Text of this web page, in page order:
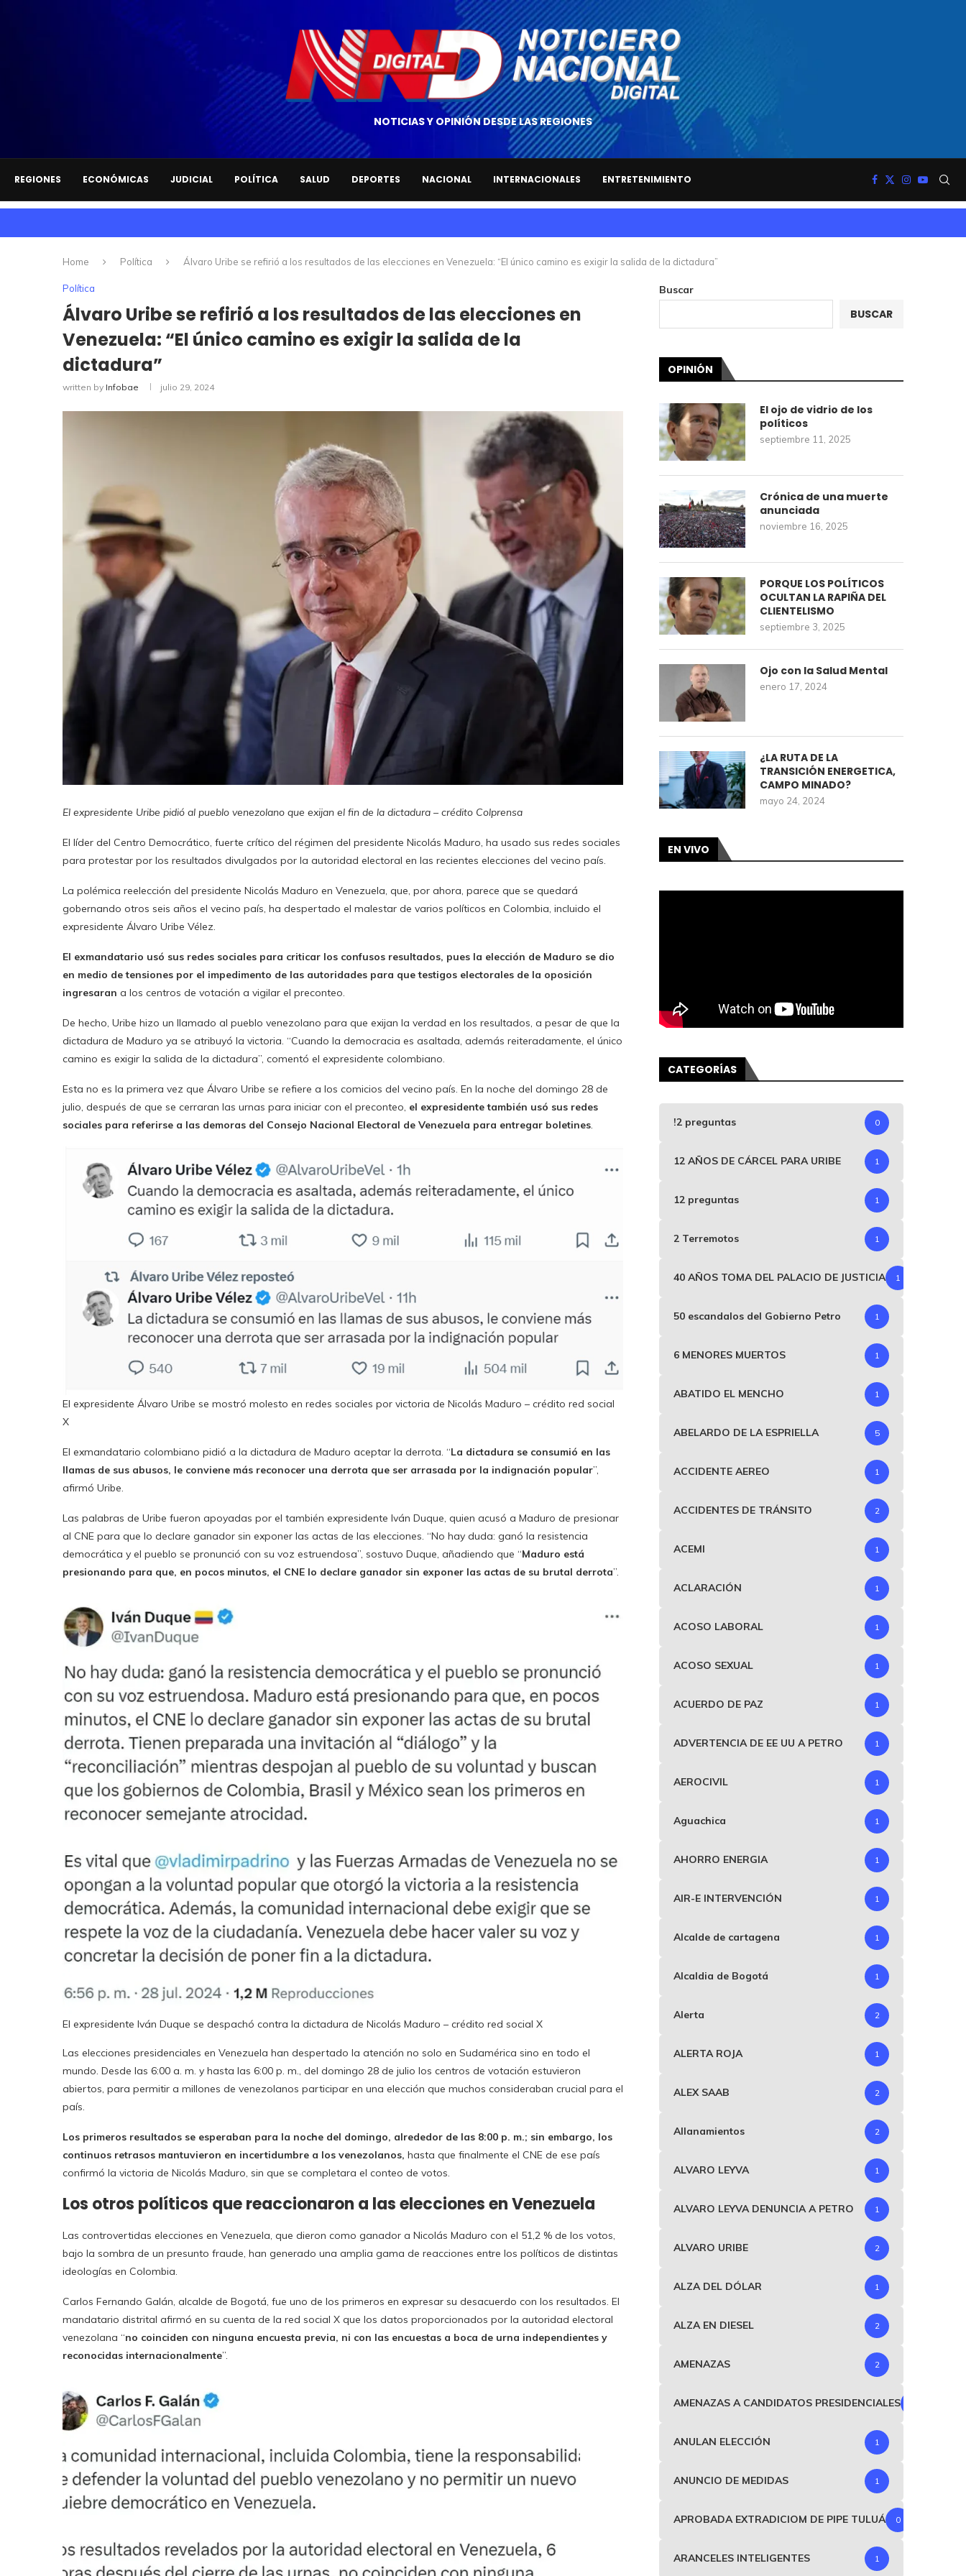
NOTICIAS Y OPINIÓN DESDE LAS REGIONES
REGIONES ECONÓMICAS JUDICIAL POLÍTICA SALUD DEPORTES NACIONAL INTERNACIONALES ENTRETENIMIENTO
Home Política Álvaro Uribe se refirió a los resultados de las elecciones en Venezuela: “El único camino es exigir la salida de la dictadura”
Política
Álvaro Uribe se refirió a los resultados de las elecciones en
Venezuela: “El único camino es exigir la salida de la
dictadura”
written by Infobae julio 29, 2024
El expresidente Uribe pidió al pueblo venezolano que exijan el fin de la dictadura – crédito Colprensa
El líder del Centro Democrático, fuerte crítico del régimen del presidente Nicolás Maduro, ha usado sus redes sociales
para protestar por los resultados divulgados por la autoridad electoral en las recientes elecciones del vecino país.
La polémica reelección del presidente Nicolás Maduro en Venezuela, que, por ahora, parece que se quedará
gobernando otros seis años el vecino país, ha despertado el malestar de varios políticos en Colombia, incluido el
expresidente Álvaro Uribe Vélez.
El exmandatario usó sus redes sociales para criticar los confusos resultados, pues la elección de Maduro se dio
en medio de tensiones por el impedimento de las autoridades para que testigos electorales de la oposición
ingresaran a los centros de votación a vigilar el preconteo.
De hecho, Uribe hizo un llamado al pueblo venezolano para que exijan la verdad en los resultados, a pesar de que la
dictadura de Maduro ya se atribuyó la victoria. “Cuando la democracia es asaltada, además reiteradamente, el único
camino es exigir la salida de la dictadura”, comentó el expresidente colombiano.
Esta no es la primera vez que Álvaro Uribe se refiere a los comicios del vecino país. En la noche del domingo 28 de
julio, después de que se cerraran las urnas para iniciar con el preconteo, el expresidente también usó sus redes
sociales para referirse a las demoras del Consejo Nacional Electoral de Venezuela para entregar boletines.
El expresidente Álvaro Uribe se mostró molesto en redes sociales por victoria de Nicolás Maduro – crédito red social
X
El exmandatario colombiano pidió a la dictadura de Maduro aceptar la derrota. “La dictadura se consumió en las
llamas de sus abusos, le conviene más reconocer una derrota que ser arrasada por la indignación popular”,
afirmó Uribe.
Las palabras de Uribe fueron apoyadas por el también expresidente Iván Duque, quien acusó a Maduro de presionar
al CNE para que lo declare ganador sin exponer las actas de las elecciones. “No hay duda: ganó la resistencia
democrática y el pueblo se pronunció con su voz estruendosa”, sostuvo Duque, añadiendo que “Maduro está
presionando para que, en pocos minutos, el CNE lo declare ganador sin exponer las actas de su brutal derrota”.
El expresidente Iván Duque se despachó contra la dictadura de Nicolás Maduro – crédito red social X
Las elecciones presidenciales en Venezuela han despertado la atención no solo en Sudamérica sino en todo el
mundo. Desde las 6:00 a. m. y hasta las 6:00 p. m., del domingo 28 de julio los centros de votación estuvieron
abiertos, para permitir a millones de venezolanos participar en una elección que muchos consideraban crucial para el
país.
Los primeros resultados se esperaban para la noche del domingo, alrededor de las 8:00 p. m.; sin embargo, los
continuos retrasos mantuvieron en incertidumbre a los venezolanos, hasta que finalmente el CNE de ese país
confirmó la victoria de Nicolás Maduro, sin que se completara el conteo de votos.
Los otros políticos que reaccionaron a las elecciones en Venezuela
Las controvertidas elecciones en Venezuela, que dieron como ganador a Nicolás Maduro con el 51,2 % de los votos,
bajo la sombra de un presunto fraude, han generado una amplia gama de reacciones entre los políticos de distintas
ideologías en Colombia.
Carlos Fernando Galán, alcalde de Bogotá, fue uno de los primeros en expresar su desacuerdo con los resultados. El
mandatario distrital afirmó en su cuenta de la red social X que los datos proporcionados por la autoridad electoral
venezolana “no coinciden con ninguna encuesta previa, ni con las encuestas a boca de urna independientes y
reconocidas internacionalmente”.
Buscar
BUSCAR
OPINIÓN
El ojo de vidrio de los
políticos
septiembre 11, 2025
Crónica de una muerte
anunciada
noviembre 16, 2025
PORQUE LOS POLÍTICOS
OCULTAN LA RAPIÑA DEL
CLIENTELISMO
septiembre 3, 2025
Ojo con la Salud Mental
enero 17, 2024
¿LA RUTA DE LA
TRANSICIÓN ENERGETICA,
CAMPO MINADO?
mayo 24, 2024
EN VIVO
CATEGORÍAS
!2 preguntas 0
12 AÑOS DE CÁRCEL PARA URIBE 1
12 preguntas 1
2 Terremotos 1
40 AÑOS TOMA DEL PALACIO DE JUSTICIA 1
50 escandalos del Gobierno Petro 1
6 MENORES MUERTOS 1
ABATIDO EL MENCHO 1
ABELARDO DE LA ESPRIELLA 5
ACCIDENTE AEREO 1
ACCIDENTES DE TRÁNSITO 2
ACEMI 1
ACLARACIÓN 1
ACOSO LABORAL 1
ACOSO SEXUAL 1
ACUERDO DE PAZ 1
ADVERTENCIA DE EE UU A PETRO 1
AEROCIVIL 1
Aguachica 1
AHORRO ENERGIA 1
AIR-E INTERVENCIÓN 1
Alcalde de cartagena 1
Alcaldia de Bogotá 1
Alerta 2
ALERTA ROJA 1
ALEX SAAB 2
Allanamientos 2
ALVARO LEYVA 1
ALVARO LEYVA DENUNCIA A PETRO 1
ALVARO URIBE 2
ALZA DEL DÓLAR 1
ALZA EN DIESEL 2
AMENAZAS 2
AMENAZAS A CANDIDATOS PRESIDENCIALES
ANULAN ELECCIÓN 1
ANUNCIO DE MEDIDAS 1
APROBADA EXTRADICIOM DE PIPE TULUÁ 0
ARANCELES INTELIGENTES 1